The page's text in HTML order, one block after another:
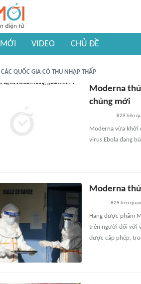
MỚI VIDEO CHỦ ĐỀ
CÁC QUỐC GIA CÓ THU NHẬP THẤP
Moderna
chủng mới
829 liên
Moderna vừa khởi
virus Ebola đang
Moderna
829 liên quan
Hãng dược phẩm
trên người đối với
được cấp phép,